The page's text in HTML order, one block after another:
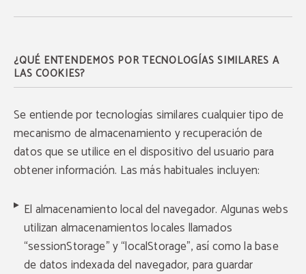
¿QUÉ ENTENDEMOS POR TECNOLOGÍAS SIMILARES A
LAS COOKIES?
Se entiende por tecnologías similares cualquier tipo de
mecanismo de almacenamiento y recuperación de
datos que se utilice en el dispositivo del usuario para
obtener información. Las más habituales incluyen:
El almacenamiento local del navegador. Algunas webs
utilizan almacenamientos locales llamados
“sessionStorage” y “localStorage”, así como la base
de datos indexada del navegador, para guardar